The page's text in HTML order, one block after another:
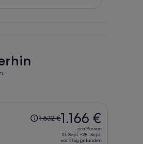
Der
Preis1.632 €1.166 €
pro Person
21. Sept.–28. Sept.
vor 1 Tag gefunden